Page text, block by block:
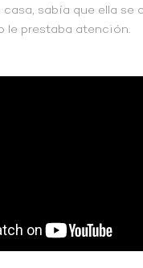
sabía que ella se
le prestaba atención.